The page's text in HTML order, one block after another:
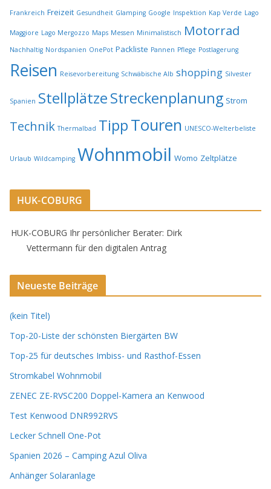
Frankreich Freizeit Gesundheit Glamping Google Inspektion Kap Verde Lago
Maggiore Lago Mergozzo Maps Messen Minimalistisch Motorrad
Nachhaltig Nordspanien OnePot Packliste Pannen Pflege Postlagerung
Reisen Reisevorbereitung Schwäbische Alb shopping Silvester
Spanien StellplätzeStreckenplanung Strom
Technik Thermalbad TippTouren UNESCO-Welterbeliste
Urlaub Wildcamping Wohnmobil Womo Zeltplätze
HUK-COBURG
HUK-COBURG Ihr persönlicher Berater: Dirk
Vettermann für den digitalen Antrag
Neueste Beiträge
(kein Titel)
Top-20-Liste der schönsten Biergärten BW
Top-25 für deutsches Imbiss- und Rasthof-Essen
Stromkabel Wohnmobil
ZENEC ZE-RVSC200 Doppel-Kamera an Kenwood
Test Kenwood DNR992RVS
Lecker Schnell One-Pot
Spanien 2026 – Camping Azul Oliva
Anhänger Solaranlage